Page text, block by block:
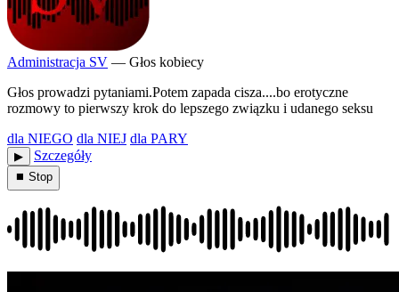
Administracja SV — Głos kobiecy
Głos prowadzi pytaniami.Potem zapada cisza....bo erotyczne
rozmowy to pierwszy krok do lepszego związku i udanego seksu
dla NIEGO dla NIEJ dla PARY
▶︎ Szczegóły
⏹ Stop